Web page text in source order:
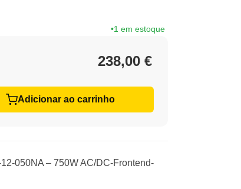
1 em estoque
238,00 €
Adicionar ao carrinho
050NA – 750W AC/DC-Frontend-